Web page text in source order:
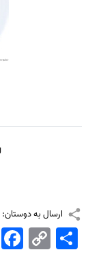
ارسال به دوستان:
Copy
Link
اشتراک